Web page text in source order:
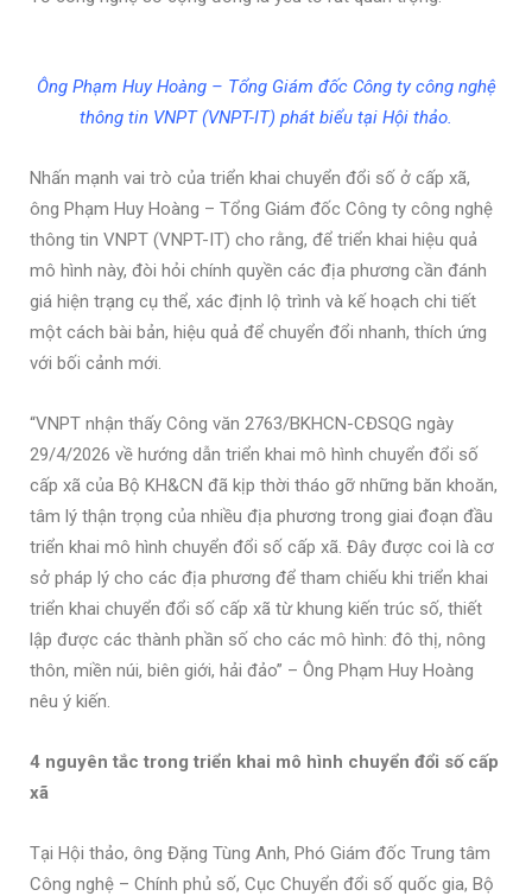
Ông Phạm Huy Hoàng – Tổng Giám đốc Công ty công nghệ
thông tin VNPT (VNPT-IT) phát biểu tại Hội thảo.
Nhấn mạnh vai trò của triển khai chuyển đổi số ở cấp xã,
ông Phạm Huy Hoàng – Tổng Giám đốc Công ty công nghệ
thông tin VNPT (VNPT-IT) cho rằng, để triển khai hiệu quả
mô hình này, đòi hỏi chính quyền các địa phương cần đánh
giá hiện trạng cụ thể, xác định lộ trình và kế hoạch chi tiết
một cách bài bản, hiệu quả để chuyển đổi nhanh, thích ứng
với bối cảnh mới.
“VNPT nhận thấy Công văn 2763/BKHCN-CĐSQG ngày
29/4/2026 về hướng dẫn triển khai mô hình chuyển đổi số
cấp xã của Bộ KH&CN đã kịp thời tháo gỡ những băn khoăn,
tâm lý thận trọng của nhiều địa phương trong giai đoạn đầu
triển khai mô hình chuyển đổi số cấp xã. Đây được coi là cơ
sở pháp lý cho các địa phương để tham chiếu khi triển khai
triển khai chuyển đổi số cấp xã từ khung kiến trúc số, thiết
lập được các thành phần số cho các mô hình: đô thị, nông
thôn, miền núi, biên giới, hải đảo” – Ông Phạm Huy Hoàng
nêu ý kiến.
4 nguyên tắc trong triển khai mô hình chuyển đổi số cấp
xã
Tại Hội thảo, ông Đặng Tùng Anh, Phó Giám đốc Trung tâm
Công nghệ – Chính phủ số, Cục Chuyển đổi số quốc gia, Bộ